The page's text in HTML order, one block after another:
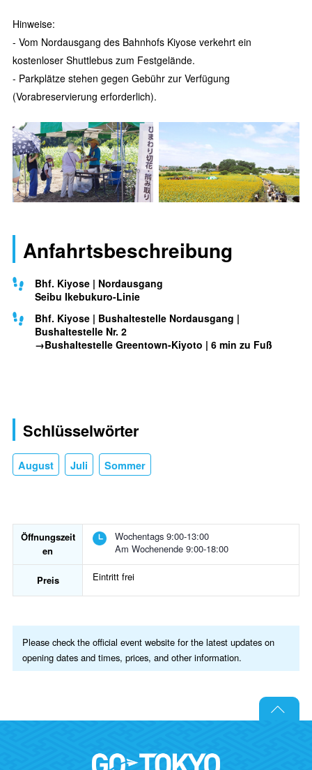
Hinweise:
- Vom Nordausgang des Bahnhofs Kiyose verkehrt ein
kostenloser Shuttlebus zum Festgelände.
- Parkplätze stehen gegen Gebühr zur Verfügung
(Vorabreservierung erforderlich).
Anfahrtsbeschreibung
Bhf. Kiyose | Nordausgang
Seibu Ikebukuro-Linie
Bhf. Kiyose | Bushaltestelle Nordausgang |
Bushaltestelle Nr. 2
→Bushaltestelle Greentown-Kiyoto | 6 min zu Fuß
Schlüsselwörter
August Juli Sommer
Öffnungszeit
en
Wochentags 9:00-13:00
Am Wochenende 9:00-18:00
Preis Eintritt frei
Please check the official event website for the latest updates on
opening dates and times, prices, and other information.